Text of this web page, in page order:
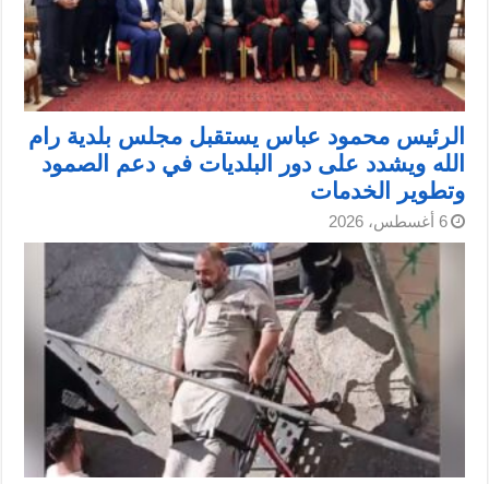
الرئيس محمود عباس يستقبل مجلس بلدية رام
الله ويشدد على دور البلديات في دعم الصمود
وتطوير الخدمات
6 أغسطس، 2026